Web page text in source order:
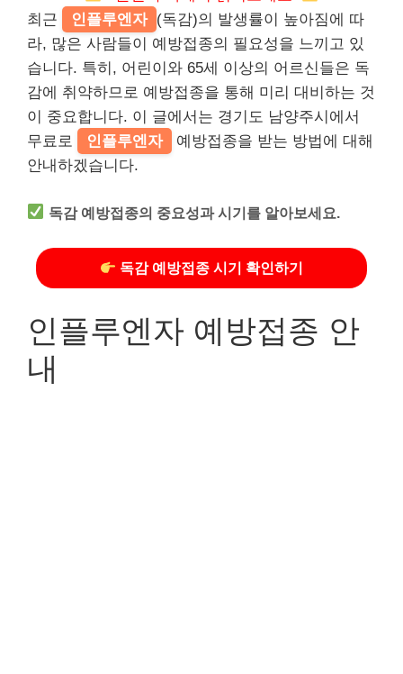
최근
인플루엔자 (독감)의 발생률이 높아짐에 따
라, 많은 사람들이 예방접종의 필요성을 느끼고 있
습니다. 특히, 어린이와 65세 이상의 어르신들은 독
감에 취약하므로 예방접종을 통해 미리 대비하는 것
이 중요합니다. 이 글에서는 경기도 남양주시에서
무료로
인플루엔자
예방접종을 받는 방법에 대해
안내하겠습니다.
독감 예방접종의 중요성과 시기를 알아보세요.
독감 예방접종 시기 확인하기
인플루엔자 예방접종 안
내